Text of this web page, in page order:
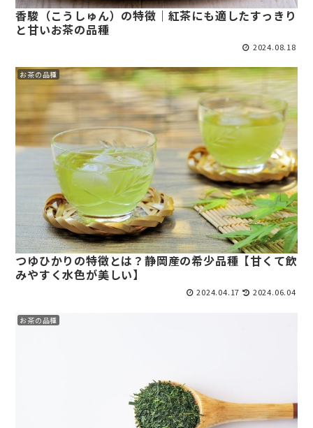
香駿（こうしゅん）の特徴｜紅茶にも適したすっきり
と甘いお茶の品種
2024.08.18
お茶の品種
つゆひかりの特徴とは？静岡産の希少品種【甘くて飲
みやすく水色が美しい】
2024.04.17 2024.06.04
お茶の品種